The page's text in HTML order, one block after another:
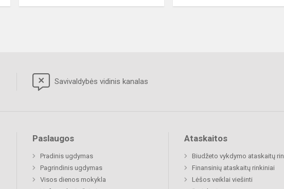
Savivaldybės vidinis kanalas
Paslaugos
Pradinis ugdymas
Pagrindinis ugdymas
Visos dienos mokykla
Ataskaitos
Biudžeto vykdymo ataskaitų
Finansinių ataskaitų rinkiniai
Lėšos veiklai viešinti